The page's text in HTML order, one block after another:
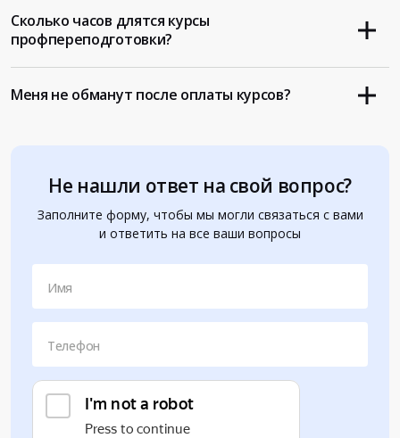
Не нашли ответ на свой вопрос?
Заполните форму, чтобы мы могли связаться с вами
и ответить на все ваши вопросы
Имя
Телефон
Сколько часов длятся курсы
профпереподготовки?
Меня не обманут после оплаты курсов?